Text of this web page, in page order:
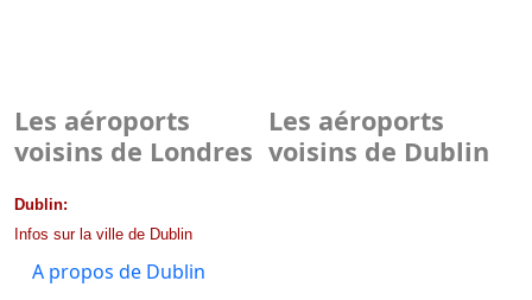
Les aéroports
voisins de Londres
Les aéroports
voisins de Dublin
Dublin:
Infos sur la ville de Dublin
A propos de Dublin